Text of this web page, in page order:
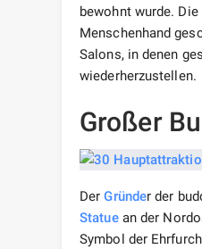
bewohnt wurde.
Menschenhand
Salons, in denen
wiederherzustellen.
Großer
DerGründer der
Statuean der
Symbol der